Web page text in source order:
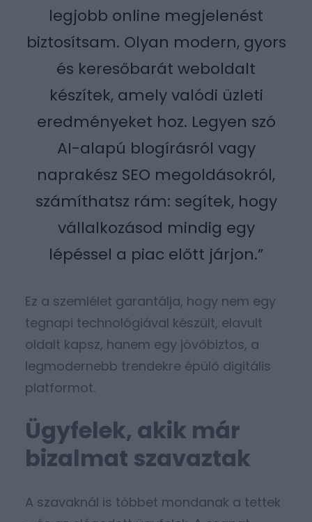
legjobb online megjelenést
biztosítsam. Olyan modern, gyors
és keresőbarát weboldalt
készítek, amely valódi üzleti
eredményeket hoz. Legyen szó
AI-alapú blogírásról vagy
naprakész SEO megoldásokról,
számíthatsz rám: segítek, hogy
vállalkozásod mindig egy
lépéssel a piac előtt járjon.”
Ez a szemlélet garantálja, hogy nem egy
tegnapi technológiával készült, elavult
oldalt kapsz, hanem egy jövőbiztos, a
legmodernebb trendekre épülő digitális
platformot.
Ügyfelek, akik már
bizalmat szavaztak
A szavaknál is többet mondanak a tettek